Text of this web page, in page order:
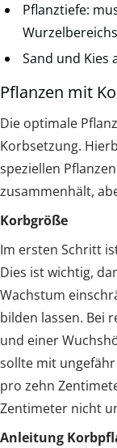
Pflanztiefe:
Sand und Kies
Pflanzen mit
Die optimale
Korbsetzung.
speziellen
zusammenhält,
Korbgröße
Im ersten Schritt
Dies ist wichtig,
Wachstum
bilden lassen. Bei
und einer
sollte mit
pro zehn
Zentimeter nicht
Anleitung